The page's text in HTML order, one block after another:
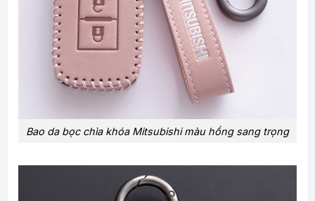
Bao da bọc chìa khóa Mitsubishi màu hồng sang trọng